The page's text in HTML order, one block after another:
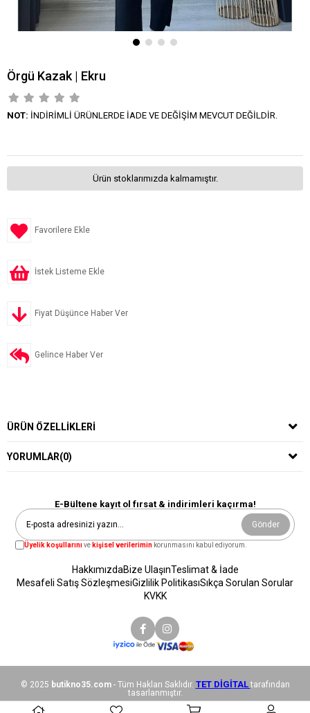
Örgü Kazak | Ekru
NOT: İNDİRİMLİ ÜRÜNLERDE İADE VE DEĞİŞİM MEVCUT DEĞİLDİR.
Ürün stoklarımızda kalmamıştır.
Favorilere Ekle
İstek Listeme Ekle
Fiyat Düşünce Haber Ver
Gelince Haber Ver
ÜRÜN ÖZELLIKLERI
YORUMLAR(0)
E-Bültene kayıt ol fırsat & indirimleri kaçırma!
Gönder
Üyelik koşullarınıve kişisel verilerimin korunmasını kabul ediyorum.
HakkımızdaBize UlaşınTeslimat & İade
Mesafeli Satış SözleşmesiGizlilik PolitikasıSıkça Sorulan Sorular
KVKK
©️ 2025 butikno35.com- Tüm Hakları Saklıdır. TET DİGİTALtarafından
tasarlanmıştır.